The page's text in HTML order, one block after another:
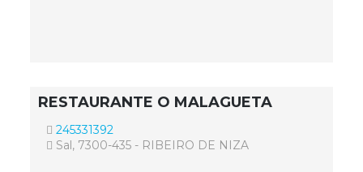
RESTAURANTE O MALAGUETA
245331392
Sal, 7300-435 - RIBEIRO DE NIZA